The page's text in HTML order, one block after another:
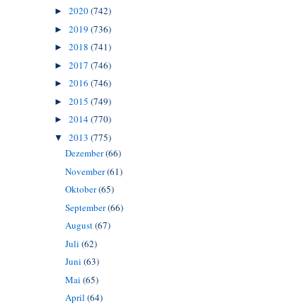
► 2020(742)
► 2019 (736)
► 2018 (741)
► 2017 (746)
► 2016 (746)
► 2015 (749)
► 2014(770)
▼ 2013 (775)
Dezember(66)
November(61)
Oktober(65)
September(66)
August(67)
Juli (62)
Juni (63)
Mai (65)
April (64)